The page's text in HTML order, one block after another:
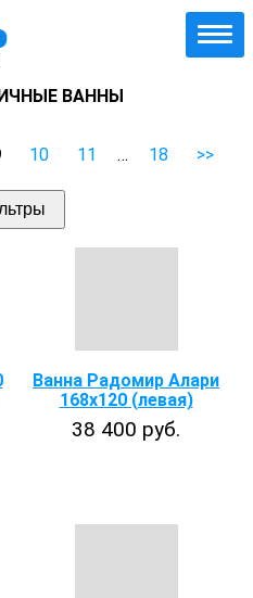
ВАННЫ
10 11 … 18 >>
Ванна Радомир Алари
168х120 (левая)
38 400 руб.